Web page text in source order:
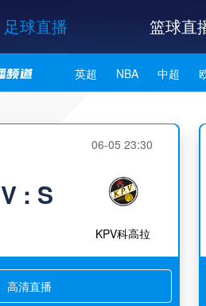
足球直播 篮球直
英超 NBA 中超
06-05 23:30
V : S
KPV科高拉
高清直播